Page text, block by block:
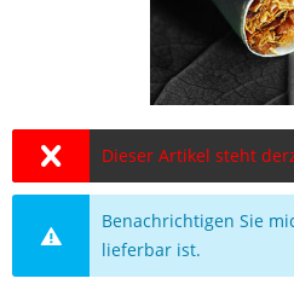
Dieser Artikel steht
Benachrichtigen Sie
lieferbar ist.